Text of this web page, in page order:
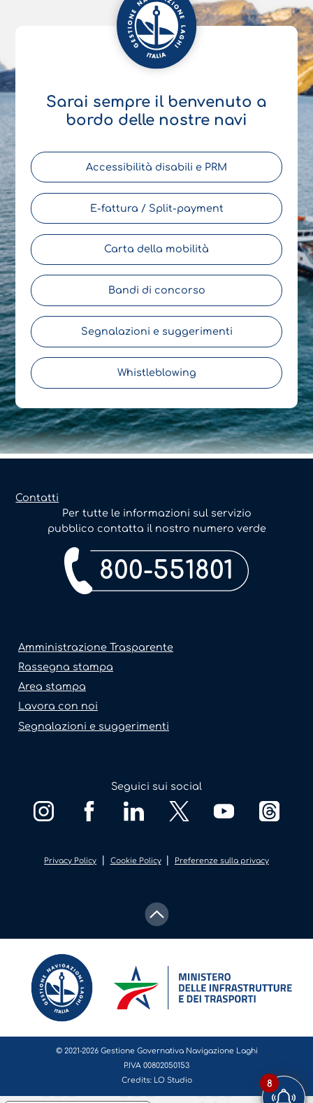
Sarai sempre il benvenuto a
bordo delle nostre navi
Accessibilità disabili e PRM
E-fattura / Split-payment
Carta della mobilità
Bandi di concorso
Segnalazioni e suggerimenti
Whistleblowing
Contatti
Per tutte le informazioni sul servizio
pubblico contatta il nostro numero verde
800-551801
Amministrazione Trasparente
Rassegna stampa
Area stampa
Lavora con noi
Segnalazioni e suggerimenti
Seguici sui social
Privacy Policy Cookie Policy Preferenze sulla privacy
© 2021-2026 Gestione Governativa Navigazione Laghi
P.IVA 00802050153
Credits: LO Studio 8